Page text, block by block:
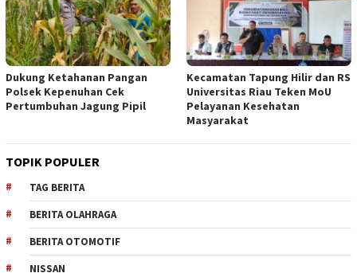
Dukung Ketahanan Pangan
Polsek Kepenuhan Cek
Pertumbuhan Jagung Pipil
Kecamatan Tapung Hilir dan RS
Universitas Riau Teken MoU
Pelayanan Kesehatan
Masyarakat
TOPIK POPULER
TAG BERITA
BERITA OLAHRAGA
BERITA OTOMOTIF
NISSAN